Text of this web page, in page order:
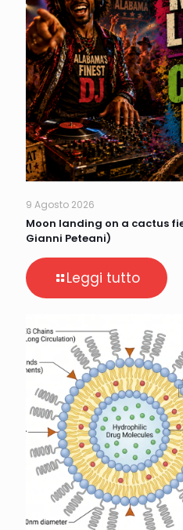
9 Agosto 2026
Moon landing on a cactus
Gianni Peteani)
Leggi tutto